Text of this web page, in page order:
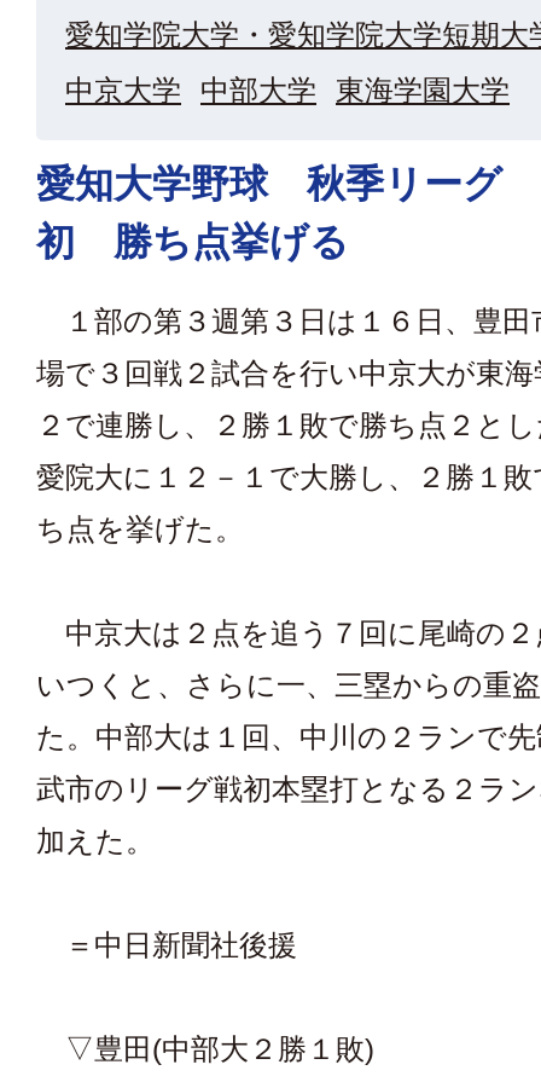
愛知学院大学・愛知学院大学短期大
中京大学
中部大学 東海学園大学
愛知大学野球 秋季リーグ
初 勝ち点挙げる
１部の第３週第３日は１６日、豊田
場で３回戦２試合を行い中京大が東
２で連勝し、２勝１敗で勝ち点２と
愛院大に１２－１で大勝し、２勝１
ち点を挙げた。
中京大は２点を追う７回に尾崎の２
いつくと、さらに一、三塁からの重
た。中部大は１回、中川の２ランで
武市のリーグ戦初本塁打となる２ラ
加えた。
＝中日新聞社後援
▽豊田(中部大２勝１敗)